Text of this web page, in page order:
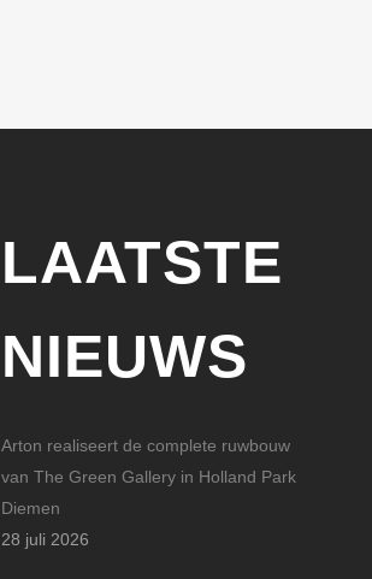
LAATSTE
NIEUWS
Arton realiseert de complete ruwbouw
van The Green Gallery in Holland Park
Diemen
28 juli 2026